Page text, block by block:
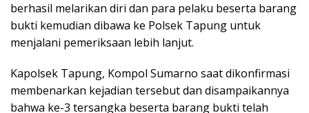
berhasil melarikan diri dan para pelaku beserta barang
bukti kemudian dibawa ke Polsek Tapung untuk
menjalani pemeriksaan lebih lanjut.
Kapolsek Tapung, Kompol Sumarno saat dikonfirmasi
membenarkan kejadian tersebut dan disampaikannya
bahwa ke-3 tersangka beserta barang bukti telah